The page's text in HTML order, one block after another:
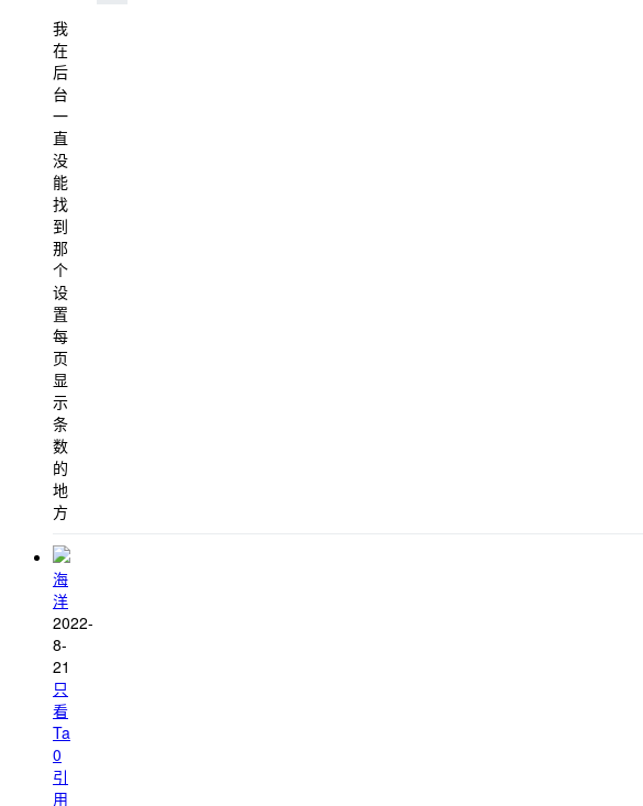
我
在
后
台
一
直
没
能
找
到
那
个
设
置
每
页
显
示
条
数
的
地
方
海
洋
2022-
8-
21
只
看
Ta
0
引
用